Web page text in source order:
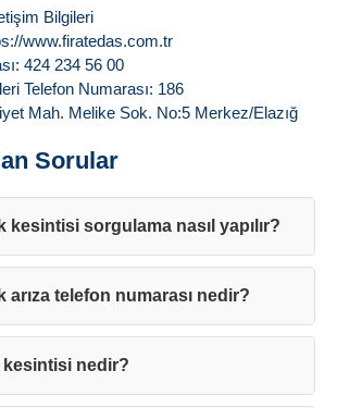
Bilgileri
www.firatedas.com.tr
424 234 56 00
Telefon Numarası: 186
Mah. Melike Sok. No:5 Merkez/Elazığ
Sorular
kesintisi sorgulama nasıl yapılır?
arıza telefon numarası nedir?
kesintisi nedir?